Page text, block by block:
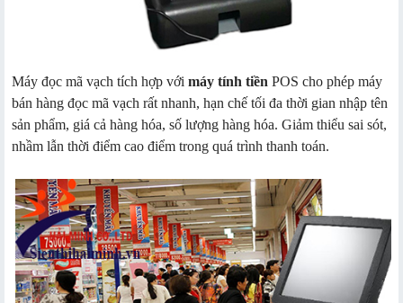
Máy đọc mã vạch tích hợp với máy tính tiền POS cho phép máy
bán hàng đọc mã vạch rất nhanh, hạn chế tối đa thời gian nhập tên
sản phẩm, giá cả hàng hóa, số lượng hàng hóa. Giảm thiểu sai sót,
nhầm lẫn thời điểm cao điểm trong quá trình thanh toán.